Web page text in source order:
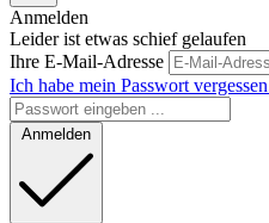
Anmelden
Leider ist etwas schief gelaufen
Ihre E-Mail-Adresse
Ich habe mein Passwort
Anmelden